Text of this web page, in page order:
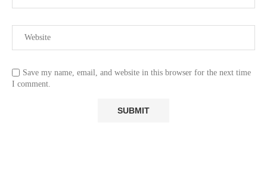
Save my name, email, and website in this browser for the next time
I comment.